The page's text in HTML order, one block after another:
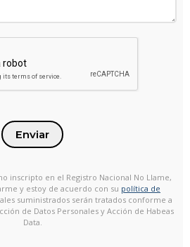
Enviar
inscripto en el Registro Nacional No Llame,
y estoy de acuerdo con su política de
suministrados serán tratados conforme a
de Datos Personales y Acción de Habeas
Data.